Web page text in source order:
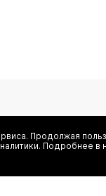
Я даю
Продолжая
Подробнее в